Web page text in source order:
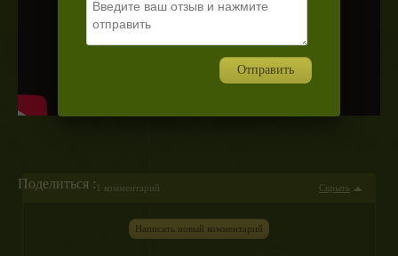
Поделиться : Скрыть
1 комментарий
Написать новый комментарий
Отправить